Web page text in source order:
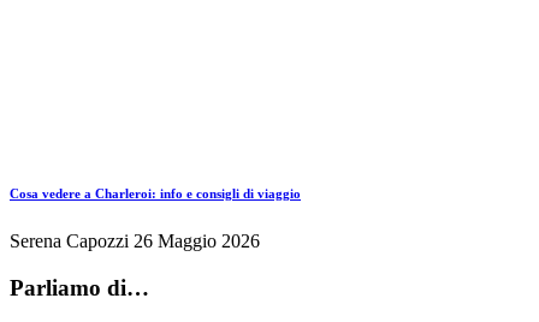
Cosa vedere a Charleroi: info e consigli di viaggio
Serena Capozzi 26 Maggio 2026
Parliamo di…